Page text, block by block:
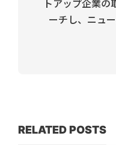
トアップ企業の
ーチし、ニュ
RELATED POSTS